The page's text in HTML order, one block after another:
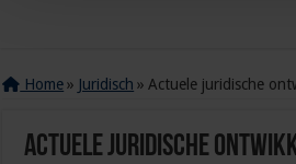
Home » Juridisch » Actuele juridische
Actuele juridische